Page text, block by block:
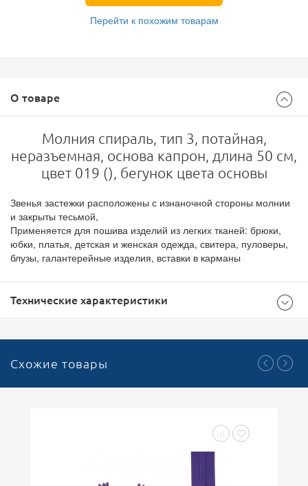
Перейти к похожим товарам
О товаре
Молния спираль, тип 3, потайная,
неразъемная, основа капрон, длина 50 см,
цвет 019 (), бегунок цвета основы
Звенья застежки расположены с изнаночной стороны молнии
и закрыты тесьмой,
Применяется для пошива изделий из легких тканей: брюки,
юбки, платья, детская и женская одежда, свитера, пуловеры,
блузы, галантерейные изделия, вставки в карманы
Технические характеристики
Схожие товары